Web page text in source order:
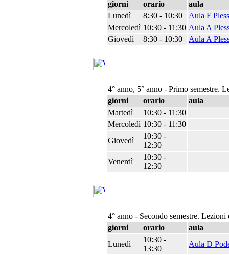
giorni
orario
aula
Lunedì
8:30 - 10:30
Aula F
Mercoledì 10:30 - 11:30 Aula A
Giovedì
8:30 - 10:30 Aula A
4° anno, 5° anno - Primo semestre.
giorni
orario
aula
Martedì
10:30 - 11:30
Mercoledì 10:30 - 11:30
Giovedì
10:30 -
12:30
Venerdì
10:30 -
12:30
4° anno - Secondo semestre.
giorni
orario
aula
Lunedì
10:30 -
13:30
Aula D